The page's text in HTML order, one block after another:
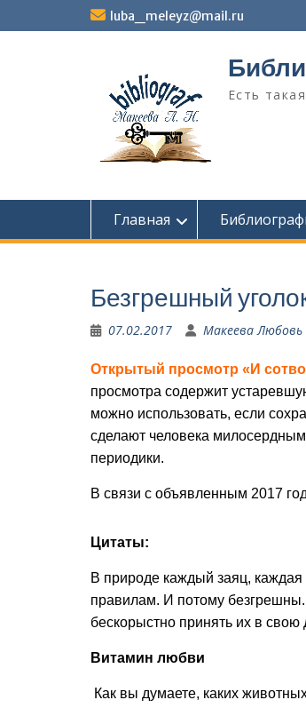
к
luba_meleyz@mail.ru
Есть
Главная
Безгрешный
07.02.2017 Макеева Любовь
Открытый просмотр «И
просмотра содержит
можно использовать, если
сделают человека
периодики.
В связи с объявленным 2017
Цитаты:
В природе каждый заяц, каждая
правилам. И потому
бескорыстно принять их в
Витамин любви
Как вы думаете, каких